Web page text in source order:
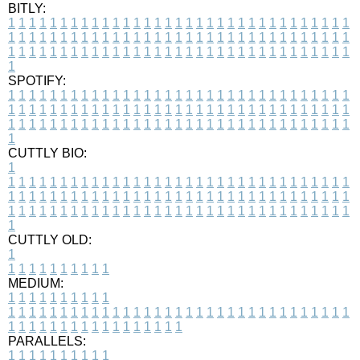
BITLY:
1 1 1 1 1 1 1 1 1 1 1 1 1 1 1 1 1 1 1 1 1 1 1 1 1 1 1 1 1 1 1 1 1
1 1 1 1 1 1 1 1 1 1 1 1 1 1 1 1 1 1 1 1 1 1 1 1 1 1 1 1 1 1 1 1 1
1 1 1 1 1 1 1 1 1 1 1 1 1 1 1 1 1 1 1 1 1 1 1 1 1 1 1 1 1 1 1 1 1
1
SPOTIFY:
1 1 1 1 1 1 1 1 1 1 1 1 1 1 1 1 1 1 1 1 1 1 1 1 1 1 1 1 1 1 1 1 1
1 1 1 1 1 1 1 1 1 1 1 1 1 1 1 1 1 1 1 1 1 1 1 1 1 1 1 1 1 1 1 1 1
1 1 1 1 1 1 1 1 1 1 1 1 1 1 1 1 1 1 1 1 1 1 1 1 1 1 1 1 1 1 1 1 1
1
CUTTLY BIO:
1
1 1 1 1 1 1 1 1 1 1 1 1 1 1 1 1 1 1 1 1 1 1 1 1 1 1 1 1 1 1 1 1 1
1 1 1 1 1 1 1 1 1 1 1 1 1 1 1 1 1 1 1 1 1 1 1 1 1 1 1 1 1 1 1 1 1
1 1 1 1 1 1 1 1 1 1 1 1 1 1 1 1 1 1 1 1 1 1 1 1 1 1 1 1 1 1 1 1 1
1
CUTTLY OLD:
1
1 1 1 1 1 1 1 1 1 1
MEDIUM:
1 1 1 1 1 1 1 1 1 1
1 1 1 1 1 1 1 1 1 1 1 1 1 1 1 1 1 1 1 1 1 1 1 1 1 1 1 1 1 1 1 1 1
1 1 1 1 1 1 1 1 1 1 1 1 1 1 1 1 1
PARALLELS:
1 1 1 1 1 1 1 1 1 1